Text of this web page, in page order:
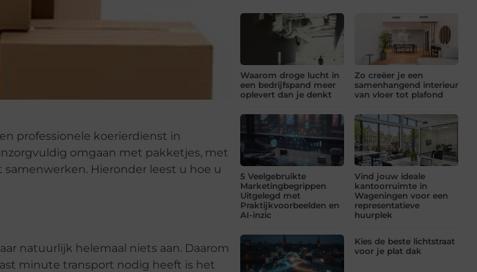
professionele koerierdienst in
omgaan met pakketjes, met
Hieronder leest u hoe u
natuurlijk helemaal niets aan. Daarom
minute transport nodig heeft is het
Waarom droge lucht in
een bedrijfspand meer
oplevert dan je denkt
Zo creëer je een
samenhangend interieur
van vloer tot plafond
5 Veelgebruikte
Marketingbegrippen
Uitgelegd met
Praktijkvoorbeelden en
AI-inzic
Vind jouw ideale
kantoorruimte in
Wageningen voor een
representatieve
huurplek
Kies de beste lichtstraat
voor je plat dak